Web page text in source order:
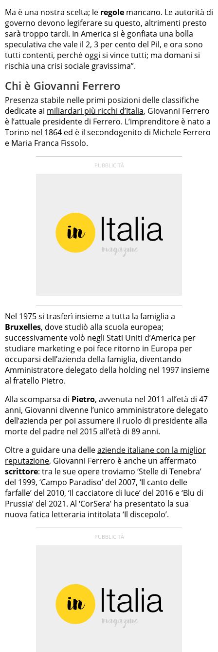
Ma è una nostra scelta; le regole mancano. Le autorità di
governo devono legiferare su questo, altrimenti presto
sarà troppo tardi. In America si è gonfiata una bolla
speculativa che vale il 2, 3 per cento del Pil, e ora sono
tutti contenti, perché oggi si vince tutti; ma domani si
rischia una crisi sociale gravissima”.
Chi è Giovanni Ferrero
Presenza stabile nelle primi posizioni delle classifiche
dedicate ai miliardari più ricchi d’Italia, Giovanni Ferrero
è l’attuale presidente di Ferrero. L’imprenditore è nato a
Torino nel 1864 ed è il secondogenito di Michele Ferrero
e Maria Franca Fissolo.
Nel 1975 si trasferì insieme a tutta la famiglia a
Bruxelles, dove studiò alla scuola europea;
successivamente volò negli Stati Uniti d’America per
studiare marketing e poi fece ritorno in Europa per
occuparsi dell’azienda della famiglia, diventando
Amministratore delegato della holding nel 1997 insieme
al fratello Pietro.
Alla scomparsa di Pietro, avvenuta nel 2011 all’età di 47
anni, Giovanni divenne l’unico amministratore delegato
dell’azienda per poi assumere il ruolo di presidente alla
morte del padre nel 2015 all’età di 89 anni.
Oltre a guidare una delleaziende italiane con la miglior
reputazione, Giovanni Ferrero è anche un affermato
scrittore: tra le sue opere troviamo ‘Stelle di Tenebra’
del 1999, ‘Campo Paradiso’ del 2007, ‘Il canto delle
farfalle’ del 2010, ‘Il cacciatore di luce’ del 2016 e ‘Blu di
Prussia’ del 2021. Al ‘CorSera’ ha presentato la sua
nuova fatica letteraria intitolata ‘Il discepolo’.